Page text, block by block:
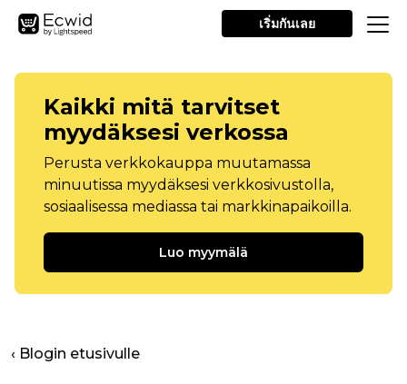
เริ่มกันเลย
Kaikki mitä tarvitset
myydäksesi verkossa
Perusta verkkokauppa muutamassa
minuutissa myydäksesi verkkosivustolla,
sosiaalisessa mediassa tai markkinapaikoilla.
Luo myymälä
‹ Blogin etusivulle